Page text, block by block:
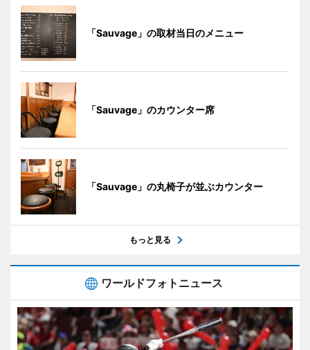
「Sauvage」の取材当日のメニュー
「Sauvage」のカウンター席
「Sauvage」の丸椅子が並ぶカウンター
もっと見る
ワールドフォトニュース